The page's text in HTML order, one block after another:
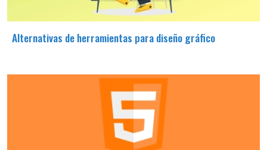
Alternativas de herramientas para diseño gráfico